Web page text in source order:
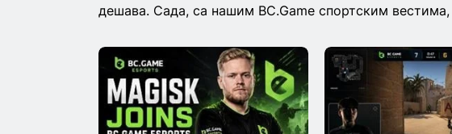
дешава. Сада, са нашим BC.Game спортским вестима,